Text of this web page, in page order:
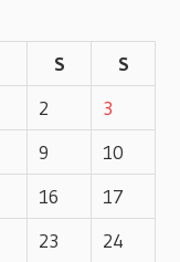
S S
2
3
9
10
16
17
23
24